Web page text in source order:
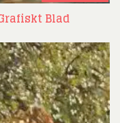
Blad